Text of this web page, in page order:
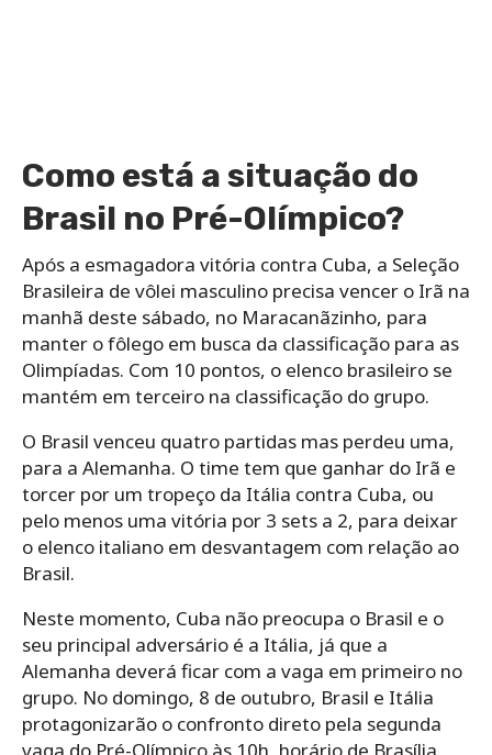
Como está a situação do
Brasil no Pré-Olímpico?
Após a esmagadora vitória contra Cuba, a Seleção
Brasileira de vôlei masculino precisa vencer o Irã na
manhã deste sábado, no Maracanãzinho, para
manter o fôlego em busca da classificação para as
Olimpíadas. Com 10 pontos, o elenco brasileiro se
mantém em terceiro na classificação do grupo.
O Brasil venceu quatro partidas mas perdeu uma,
para a Alemanha. O time tem que ganhar do Irã e
torcer por um tropeço da Itália contra Cuba, ou
pelo menos uma vitória por 3 sets a 2, para deixar
o elenco italiano em desvantagem com relação ao
Brasil.
Neste momento, Cuba não preocupa o Brasil e o
seu principal adversário é a Itália, já que a
Alemanha deverá ficar com a vaga em primeiro no
grupo. No domingo, 8 de outubro, Brasil e Itália
protagonizarão o confronto direto pela segunda